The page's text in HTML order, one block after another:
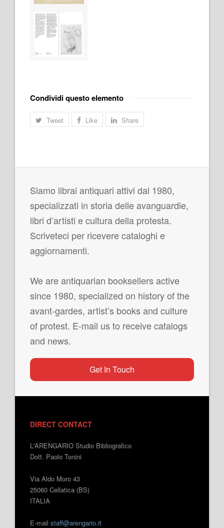
Condividi questo elemento
Tweet Like Share
Siamo librai antiquari attivi dal 1980,
specializzati in storia delle avanguardie,
libri d’artisti e cultura della protesta.
Scriveteci per ricevere cataloghi e
aggiornamenti.
We are antiquarian booksellers active
since 1980, specialized on history of the
avant-gardes, artist’s books and culture
of protest. E-mail us to receive catalogs
and news.
Get In Touch
DIRECT CONTACT
L'ARENGARIO Studio Bibliografico
Dott. Paolo Tonini
Via Aldo Moro 43
25060 Cellatica (BS)
ITALIA
E-mail staff@arengario.it